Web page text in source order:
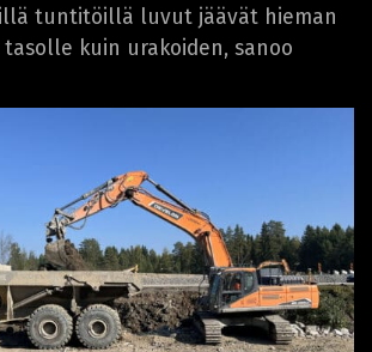
tuntitöillä luvut jäävät hieman
kuin urakoiden, sanoo